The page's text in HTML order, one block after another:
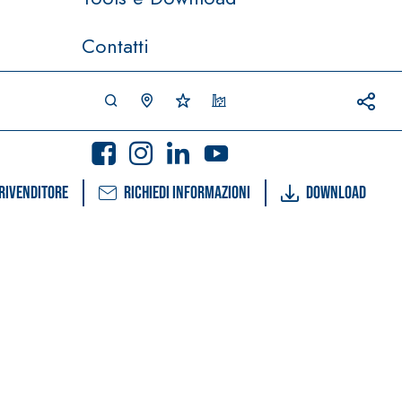
Contatti
Richiedi informazioni Download